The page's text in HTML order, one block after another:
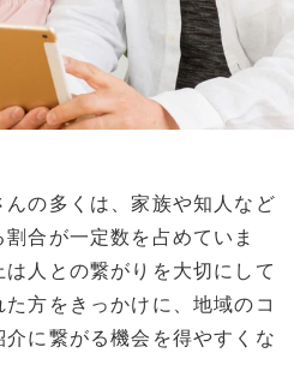
の多くは、家族や知人など
合が一定数を占めていま
人との繋がりを大切にして
方をきっかけに、地域のコ
介に繋がる機会を得やすくな